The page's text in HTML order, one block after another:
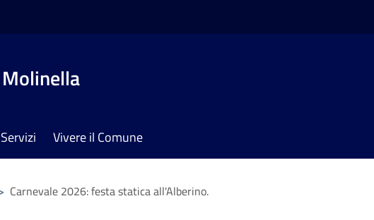
Servizi Vivere il Comune
Carnevale 2026: festa statica all'Alberino.